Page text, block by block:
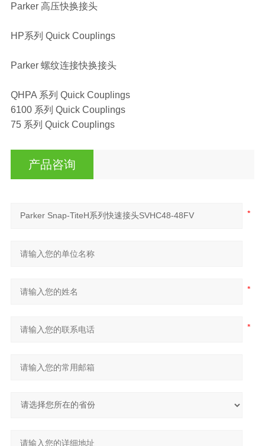
Parker 高压快换接头
HP系列 Quick Couplings
Parker 螺纹连接快换接头
QHPA 系列 Quick Couplings
6100 系列 Quick Couplings
75 系列 Quick Couplings
产品咨询